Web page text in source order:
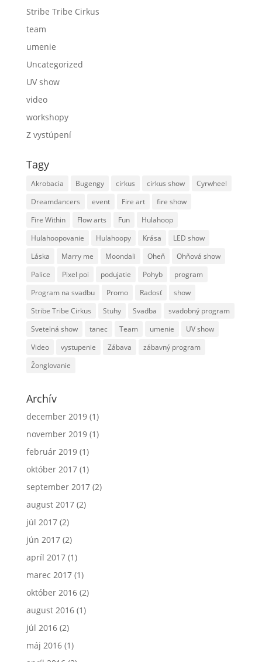
Stribe Tribe Cirkus
team
umenie
Uncategorized
UV show
video
workshopy
Z vystúpení
Tagy
Akrobacia Bugengy cirkus cirkus show
Cyrwheel
Dreamdancers
event Fire art
fire show
Fire Within
Flow arts Fun
Hulahoop
Hulahoopovanie
Hulahoopy Krása
LED show
Láska
Marry me Moondali Oheň
Ohňová show
Palice
Pixel poi podujatie Pohyb
program
Program na svadbu
Promo Radosť
show
Stribe Tribe Cirkus
Stuhy Svadba
svadobný program
Svetelná show
tanec Team umenie
UV show
Video
vystupenie Zábava
zábavný program
Žonglovanie
Archív
december 2019(1)
november 2019(1)
február 2019(1)
október 2017(1)
september 2017(2)
august 2017(2)
júl 2017(2)
jún 2017(2)
apríl 2017(1)
marec 2017(1)
október 2016(2)
august 2016(1)
júl 2016(2)
máj 2016(1)